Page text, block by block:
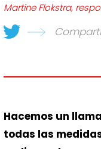
Martine Flokstra,
Hacemos un
todas las